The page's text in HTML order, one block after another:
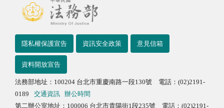
隱私權保護宣告 資訊安全政策 意見信箱
資料開放宣告
法務部地址：100204 台北市重慶南路一段130號 電話：(02)2191-
0189
交通資訊
辦公時間
第二辦公室地址：100006 台北市貴陽街1段235號 電話：(02)2191-